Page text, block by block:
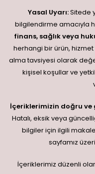
Yasal Uyarı:Sitede
bilgilendirme amacıyla
finans, sağlık veya
herhangi bir ürün, hizmet
alma tavsiyesi olarak
kişisel koşullar ve
İçeriklerimizin doğru ve
Hatalı, eksik veya
bilgiler için ilgili
sayfamız
İçeriklerimiz düzenli